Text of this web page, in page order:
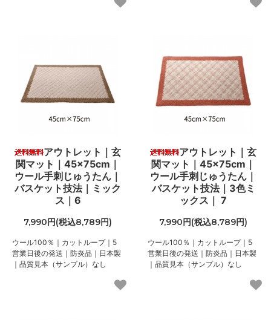
アウトレット｜玄
関マット｜45×75cm｜
ウール手刺じゅうたん｜
バスケット技法｜ミック
ス｜6
7,990円(税込8,789円)
ウール100％｜カットループ｜5
営業日後の発送｜防炎品｜日本製
｜品質見本（サンプル）なし
アウトレット｜玄
関マット｜45×75cm｜
ウール手刺じゅうたん｜
バスケット技法｜3色ミ
ックス｜ 7
7,990円(税込8,789円)
ウール100％｜カットループ｜5
営業日後の発送｜防炎品｜日本製
｜品質見本（サンプル）なし